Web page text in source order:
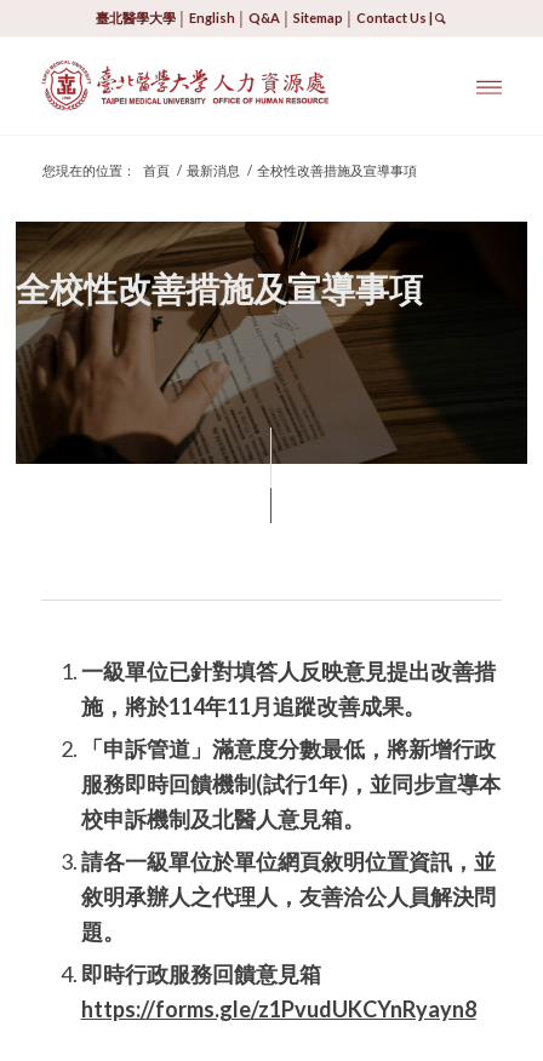
臺北醫學大學 │English │Q&A │Sitemap │Contact Us |
您現在的位置： 首頁 / 最新消息 / 全校性改善措施及宣導事項
全校性改善措施及宣導事項
一級單位已針對填答人反映意見提出改善措
施，將於114年11月追蹤改善成果。
「申訴管道」滿意度分數最低，將新增行政
服務即時回饋機制(試行1年)，並同步宣導本
校申訴機制及北醫人意見箱。
請各一級單位於單位網頁敘明位置資訊，並
敘明承辦人之代理人，友善洽公人員解決問
題。
即時行政服務回饋意見箱
https://forms.gle/z1PvudUKCYnRyayn8